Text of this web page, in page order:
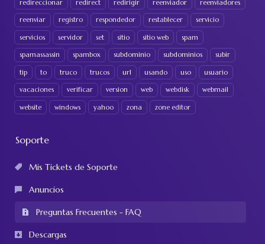
redireccionar redirect redirigir reenviador reenviadores
reenviar registro respondedor restablecer servicio
servicios servidor set sitio sitio web spam
spamassassin spambox subdominio subdominios subir
tip to truco trucos url usando uso usuario
vacaciones verificar version web webdisk webmail
website windows yahoo zona zone editor
Soporte
Mis Tickets de Soporte
Anuncios
Preguntas Frecuentes - FAQ
Descargas